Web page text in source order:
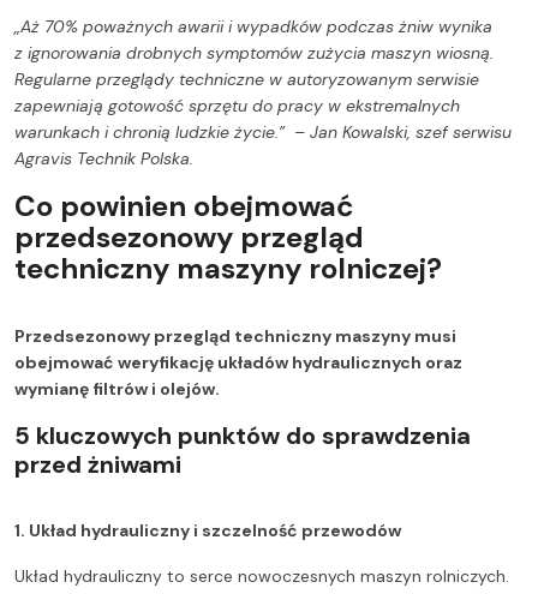
„Aż 70% poważnych awarii i wypadków podczas żniw wynika
z ignorowania drobnych symptomów zużycia maszyn wiosną.
Regularne przeglądy techniczne w autoryzowanym serwisie
zapewniają gotowość sprzętu do pracy w ekstremalnych
warunkach i chronią ludzkie życie.” – Jan Kowalski, szef serwisu
Agravis Technik Polska.
Co powinien obejmować
przedsezonowy przegląd
techniczny maszyny rolniczej?
Przedsezonowy przegląd techniczny maszyny musi
obejmować weryfikację układów hydraulicznych oraz
wymianę filtrów i olejów.
5 kluczowych punktów do sprawdzenia
przed żniwami
1. Układ hydrauliczny i szczelność przewodów
Układ hydrauliczny to serce nowoczesnych maszyn rolniczych.